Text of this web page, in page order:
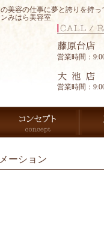
美容の仕事に夢と誇りを持
みはら美容室
営業時間：
営業時間：
ーション